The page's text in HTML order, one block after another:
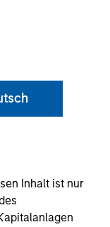
Inhalt ist nur